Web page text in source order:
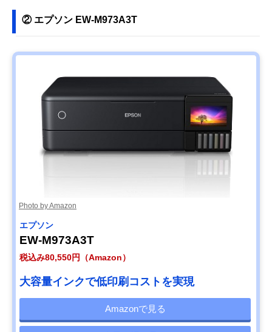
② エプソン EW-M973A3T
Photo by Amazon
エプソン
EW-M973A3T
税込み80,550円（Amazon）
大容量インクで低印刷コストを実現
Amazonで見る